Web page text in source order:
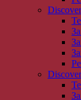
Запчасти
Портфолио
Контакты
> Jaguar